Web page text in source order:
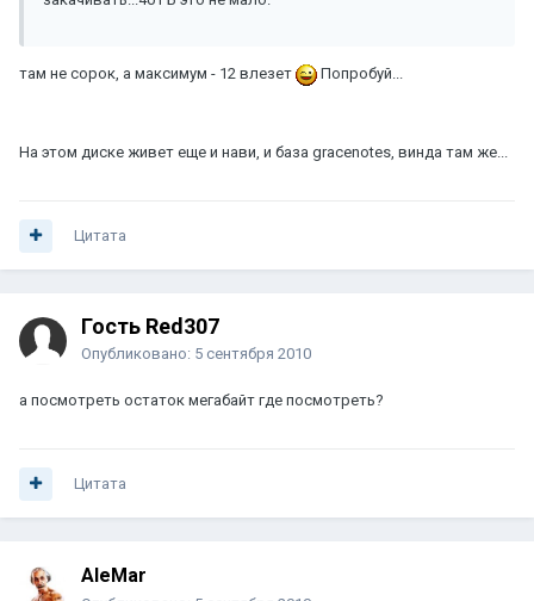
там не сорок, а максимум - 12 влезет Попробуй...
На этом диске живет еще и нави, и база gracenotes, винда там же...
Цитата
Гость Red307
Опубликовано: 5 сентября 2010
а посмотреть остаток мегабайт где посмотреть?
Цитата
AleMar